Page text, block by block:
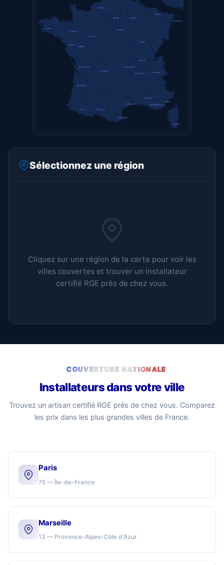
Paris
Lyon
Marseille
Toulouse
Nice
Nantes
Montpellier
Strasbourg
Bordeaux
Rennes
Reims
Dijon
Clermont-Fd
Grenoble
Rouen
Brest
Angers
Le Mans
Orléans
Metz
Limoges
La Rochelle
Pau
Avignon
St-Étienne
Perpignan
Toulon
Ajaccio
Sélectionnez une région
Cliquez sur une région de la carte pour voir les
villes couvertes et trouver un installateur
certifié RGE près de chez vous.
COUVERTURE NATIONALE
Installateurs dans votre ville
Trouvez un artisan certifié RGE près de chez vous. Comparez
les prix dans les plus grandes villes de France.
Paris
75 — Île-de-France
Marseille
13 — Provence-Alpes-Côte d'Azur